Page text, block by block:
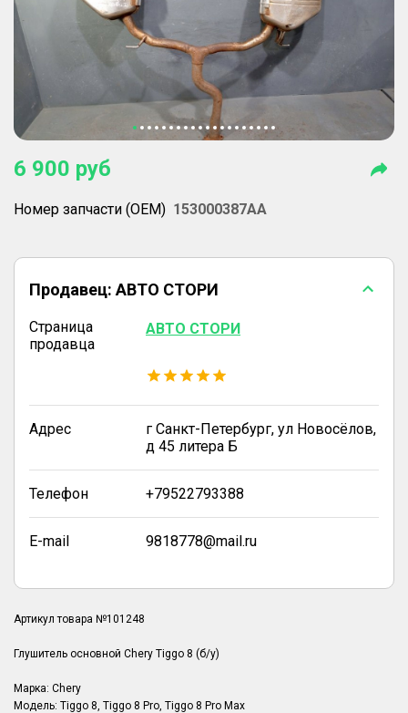
6 900 руб
Номер запчасти (OEM) 153000387AA
Продавец: АВТО СТОРИ
Страница
продавца
АВТО СТОРИ
Адрес
г Санкт-Петербург, ул Новосёлов,
д 45 литера Б
Телефон +79522793388
E-mail 9818778@mail.ru
Артикул товара №101248
Глушитель основной Chery Tiggo 8 (б/у)
Марка: Chery
Модель: Tiggo 8, Tiggo 8 Pro, Tiggo 8 Pro Max